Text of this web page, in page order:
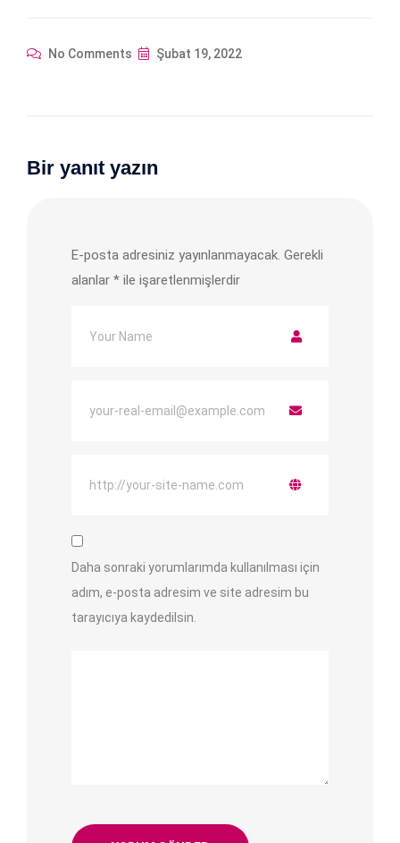
No Comments Şubat 19, 2022
Bir yanıt yazın
E-posta adresiniz yayınlanmayacak. Gerekli
alanlar * ile işaretlenmişlerdir
Daha sonraki yorumlarımda kullanılması için
adım, e-posta adresim ve site adresim bu
tarayıcıya kaydedilsin.